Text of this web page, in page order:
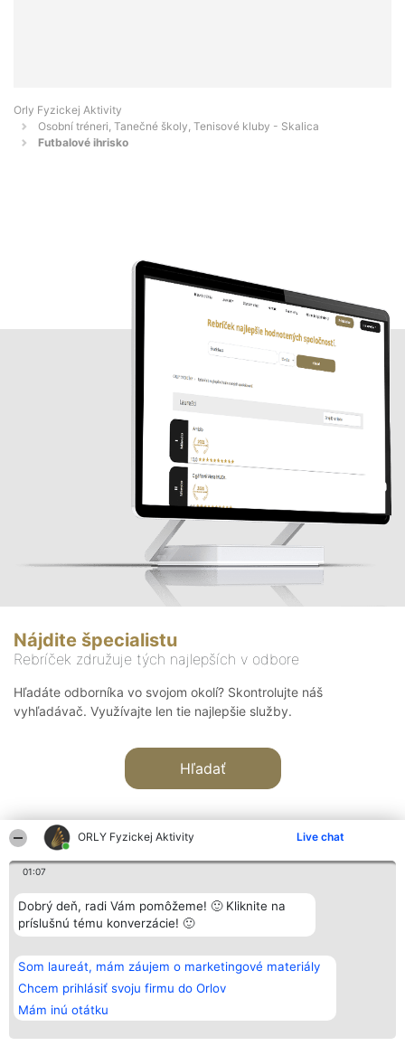
ORLY Fyzickej Aktivity Live chat
01:07
Dobrý deň, radi Vám pomôžeme! 🙂 Kliknite na
príslušnú tému konverzácie! 🙂
Som laureát, mám záujem o marketingové materiály
Chcem prihlásiť svoju firmu do Orlov
Mám inú otátku
Orly Fyzickej Aktivity
Osobní tréneri, Tanečné školy, Tenisové kluby - Skalica
Futbalové ihrisko
Nájdite špecialistu
Rebríček združuje tých najlepších v odbore
Hľadáte odborníka vo svojom okolí? Skontrolujte náš
vyhľadávač. Využívajte len tie najlepšie služby.
Hľadať
Organizátor hodnotenia
Bright Side Solutions sp. z o.
o. sp. k.
Wrocław 50-079
KRS 0000749100 | Regon
381313360 | NIP 8943132676
+48 508 492 400
Hodnotenie
Laureáti
Lista
Laureatów
Podmienky
Obchodné
podmienky
ochrany
Kontakt
Kontakt